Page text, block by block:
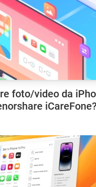
foto/video da
iCareFone?